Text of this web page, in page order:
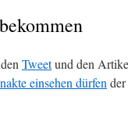
Tweetund den
einsehen dürfen